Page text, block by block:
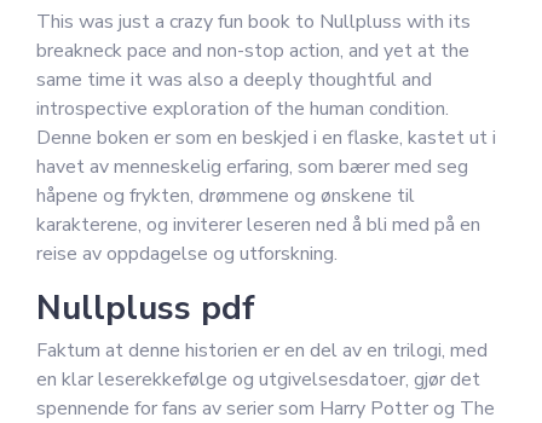
This was just a crazy fun book to Nullpluss with its
breakneck pace and non-stop action, and yet at the
same time it was also a deeply thoughtful and
introspective exploration of the human condition.
Denne boken er som en beskjed i en flaske, kastet ut i
havet av menneskelig erfaring, som bærer med seg
håpene og frykten, drømmene og ønskene til
karakterene, og inviterer leseren ned å bli med på en
reise av oppdagelse og utforskning.
Nullpluss pdf
Faktum at denne historien er en del av en trilogi, med
en klar leserekkefølge og utgivelsesdatoer, gjør det
spennende for fans av serier som Harry Potter og The